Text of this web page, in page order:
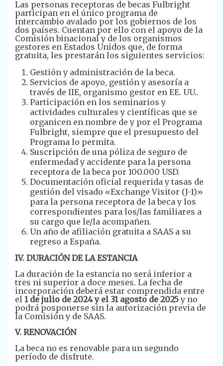
Las personas receptoras de becas Fulbright
participan en el único programa de
intercambio avalado por los gobiernos de los
dos países. Cuentan por ello con el apoyo de la
Comisión binacional y de los organismos
gestores en Estados Unidos que, de forma
gratuita, les prestarán los siguientes servicios:
Gestión y administración de la beca.
Servicios de apoyo, gestión y asesoría a
través de IIE, organismo gestor en EE. UU..
Participación en los seminarios y
actividades culturales y científicas que se
organicen en nombre de y por el Programa
Fulbright, siempre que el presupuesto del
Programa lo permita.
Suscripción de una póliza de seguro de
enfermedad y accidente para la persona
receptora de la beca por 100.000 USD.
Documentación oficial requerida y tasas de
gestión del visado «Exchange Visitor (J-1)»
para la persona receptora de la beca y los
correspondientes para los/las familiares a
su cargo que le/la acompañen.
Un año de afiliación gratuita a SAAS a su
regreso a España.
IV. DURACIÓN DE LA ESTANCIA
La duración de la estancia no será inferior a
tres ni superior a doce meses. La fecha de
incorporación deberá estar comprendida entre
el 1 de julio de 2024 y el 31 agosto de 2025y no
podrá posponerse sin la autorización previa de
la Comisión y de SAAS.
V. RENOVACIÓN
La beca no es renovable para un segundo
período de disfrute.